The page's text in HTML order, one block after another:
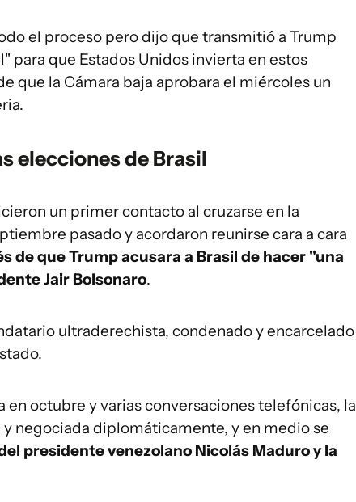
el proceso pero dijo que transmitió a Trump
para que Estados Unidos invierta en estos
que la Cámara baja aprobara el miércoles un
elecciones de Brasil
un primer contacto al cruzarse en la
pasado y acordaron reunirse cara a cara
de que Trump acusara a Brasil de hacer "una
Jair Bolsonaro.
ultraderechista, condenado y encarcelado
en octubre y varias conversaciones telefónicas, la
y negociada diplomáticamente, y en medio se
presidente venezolano Nicolás Maduro y la